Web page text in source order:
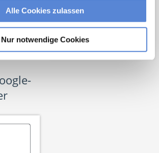
Alle Cookies zulassen
Nur notwendige Cookies